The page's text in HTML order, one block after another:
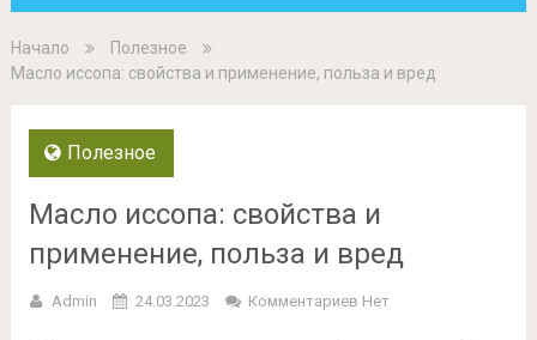
Начало
Полезное
Масло иссопа: свойства и применение, польза и вред
Полезное
Масло иссопа: свойства и
применение, польза и вред
Admin 24.03.2023 Комментариев Нет